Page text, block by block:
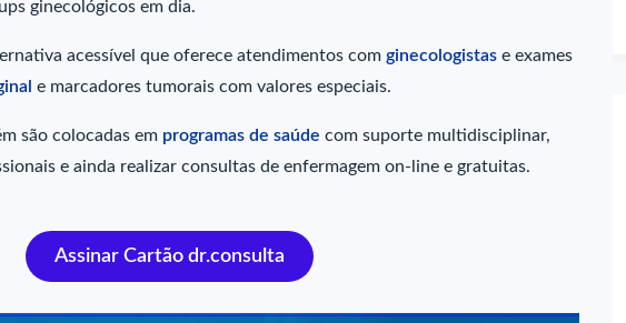
ginecológicos em dia.
acessível que oferece atendimentos com ginecologistas e exames
e marcadores tumorais com valores especiais.
são colocadas em programas de saúde com suporte multidisciplinar,
e ainda realizar consultas de enfermagem on-line e gratuitas.
Assinar Cartão dr.consulta